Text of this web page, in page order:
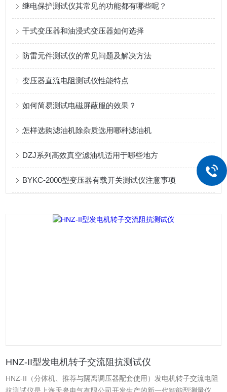
继电保护测试仪其常见的功能都有哪些呢？
干式变压器和油浸式变压器如何选择
防雷元件测试仪的常见问题及解决方法
变压器直流电阻测试仪性能特点
如何简易测试电磁屏蔽服的效果？
怎样选购滤油机除杂质选用哪种滤油机
DZJ系列高效真空滤油机适用于哪些地方
BYKC-2000型变压器有载开关测试仪注意事项
HNZ-II型发电机转子交流阻抗测试仪
HNZ-II（分体机、推荐与隔离调压器配套使用）发电机转子交流电阻